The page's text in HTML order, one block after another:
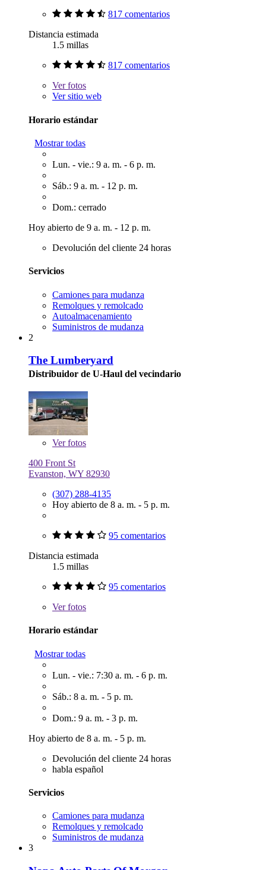
817 comentarios
Distancia estimada
1.5 millas
817 comentarios
Verfotos
Ver sitio web
Horario estándar
Mostrar todas
Lun. - vie.: 9 a. m. - 6 p. m.
Sáb.: 9 a. m. - 12 p. m.
Dom.: cerrado
Hoy abierto de 9 a. m. - 12 p. m.
Devolución del cliente 24 horas
Servicios
Camiones para mudanza
Remolques y remolcado
Autoalmacenamiento
Suministros de mudanza
2
The Lumberyard
Distribuidor de U-Haul del vecindario
Verfotos
400 Front St
Evanston, WY 82930
(307) 288-4135
Hoy abierto de 8 a. m. - 5 p. m.
95 comentarios
Distancia estimada
1.5 millas
95 comentarios
Verfotos
Horario estándar
Mostrar todas
Lun. - vie.: 7:30 a. m. - 6 p. m.
Sáb.: 8 a. m. - 5 p. m.
Dom.: 9 a. m. - 3 p. m.
Hoy abierto de 8 a. m. - 5 p. m.
Devolución del cliente 24 horas
habla español
Servicios
Camiones para mudanza
Remolques y remolcado
Suministros de mudanza
3